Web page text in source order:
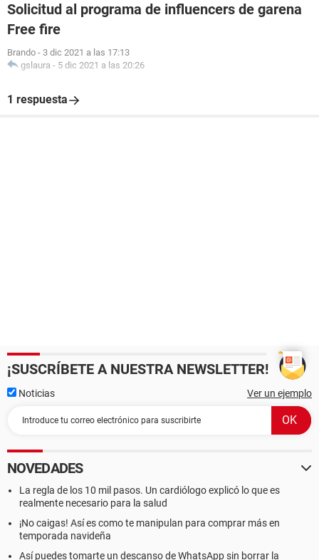
Solicitud al programa de influencers de garena
Free fire
Brando - 3 dic 2021 a las 17:13
gslaura - 5 dic 2021 a las 20:26
1 respuesta
¡SUSCRÍBETE A NUESTRA NEWSLETTER!
Noticias Ver un ejemplo
NOVEDADES
La regla de los 10 mil pasos. Un cardiólogo explicó lo que es
realmente necesario para la salud
¡No caigas! Así es como te manipulan para comprar más en
temporada navideña
Así puedes tomarte un descanso de WhatsApp sin borrar la